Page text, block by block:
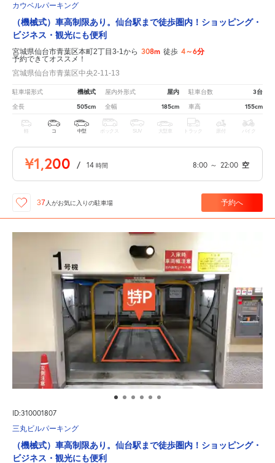
カウベルパーキング
（機械式）車高制限あり。仙台駅まで徒歩圏内！ショッピング・
ビジネス・観光にも便利
宮城県仙台市青葉区本町2丁目3-1から 308m 徒歩 4～6分
予約できてオススメ！
宮城県仙台市青葉区中央2-11-13
駐車場形式 機械式 屋内外形式 屋内 駐車台数 3台
全長 505cm 全幅 185cm 車高 155cm
軽 コ 中型 ボックス SUV 大型車 トラック 原付 バイク
¥1,200 / 14 時間 8:00 ～ 22:00 空
37 人がお気に入りの駐車場 予約へ
ID:310001807
三丸ビルパーキング
（機械式）車高制限あり。仙台駅まで徒歩圏内！ショッピング・
ビジネス・観光にも便利